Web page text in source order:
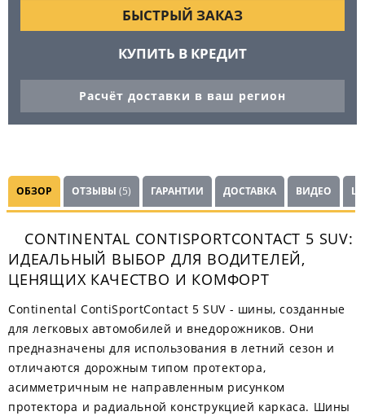
БЫСТРЫЙ ЗАКАЗ
КУПИТЬ В КРЕДИТ
Расчёт доставки в ваш регион
ОБЗОР ОТЗЫВЫ (5) ГАРАНТИИ ДОСТАВКА ВИДЕО
CONTINENTAL CONTISPORTCONTACT 5 SUV:
ИДЕАЛЬНЫЙ ВЫБОР ДЛЯ ВОДИТЕЛЕЙ,
ЦЕНЯЩИХ КАЧЕСТВО И КОМФОРТ
Continental ContiSportContact 5 SUV - шины, созданные
для легковых автомобилей и внедорожников. Они
предназначены для использования в летний сезон и
отличаются дорожным типом протектора,
асимметричным не направленным рисунком
протектора и радиальной конструкцией каркаса. Шины